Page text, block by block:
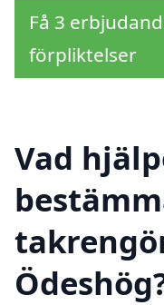
Få 3
förpliktelser
Vad